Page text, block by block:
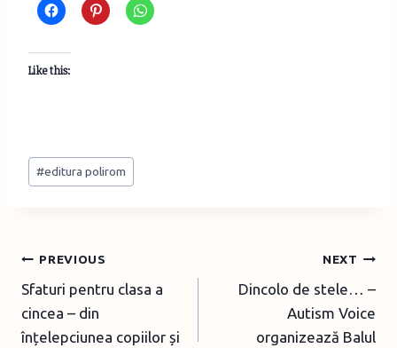
Like this:
Post
Tags:
#editura polirom
Post
navigation
PREVIOUS
Sfaturi pentru clasa a
cincea – din
înțelepciunea copiilor și
NEXT
Dincolo de stele… –
Autism Voice
organizează Balul